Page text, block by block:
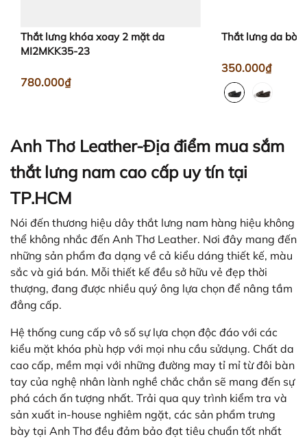
Thắt lưng khóa xoay 2 mặt da
MI2MKK35-23
780.000₫
Thắt lưng da bò
350.000₫
Anh Thơ Leather-Địa điểm mua sắm
thắt lưng nam cao cấp uy tín tại
TP.HCM
Nói đến thương hiệu dây thắt lưng nam hàng hiệu không
thể không nhắc đến Anh Thơ Leather. Nơi đây mang đến
những sản phẩm đa dạng về cả kiểu dáng thiết kế, màu
sắc và giá bán. Mỗi thiết kế đều sở hữu vẻ đẹp thời
thượng, đang được nhiều quý ông lựa chọn để nâng tầm
đẳng cấp.
Hệ thống cung cấp vô số sự lựa chọn độc đáo với các
kiểu mặt khóa phù hợp với mọi nhu cầu sửdụng. Chất da
cao cấp, mềm mại với những đường may tỉ mỉ từ đôi bàn
tay của nghệ nhân lành nghề chắc chắn sẽ mang đến sự
phá cách ấn tượng nhất. Trải qua quy trình kiểm tra và
sản xuất in-house nghiêm ngặt, các sản phẩm trưng
bày tại Anh Thơ đều đảm bảo đạt tiêu chuẩn tốt nhất